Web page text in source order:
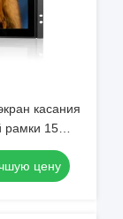
касания
рамки 15
цену